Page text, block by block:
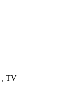
, TV